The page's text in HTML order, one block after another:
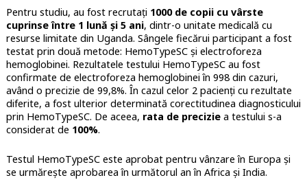
Pentru studiu, au fost recrutați 1000 de copii cu vârste
cuprinse între 1 lună și 5 ani, dintr-o unitate medicală cu
resurse limitate din Uganda. Sângele fiecărui participant a fost
testat prin două metode: HemoTypeSC și electroforeza
hemoglobinei. Rezultatele testului HemoTypeSC au fost
confirmate de electroforeza hemoglobinei în 998 din cazuri,
având o precizie de 99,8%. În cazul celor 2 pacienți cu rezultate
diferite, a fost ulterior determinată corectitudinea diagnosticului
prin HemoTypeSC. De aceea, rata de preciziea testului s-a
considerat de 100%.
Testul HemoTypeSC este aprobat pentru vânzare în Europa și
se urmărește aprobarea în următorul an în Africa și India.